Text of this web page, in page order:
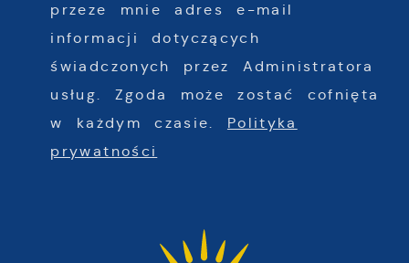
przeze mnie adres e-mail
informacji dotyczących
świadczonych przez Administratora
usług. Zgoda może zostać cofnięta
w każdym czasie. Polityka
prywatności